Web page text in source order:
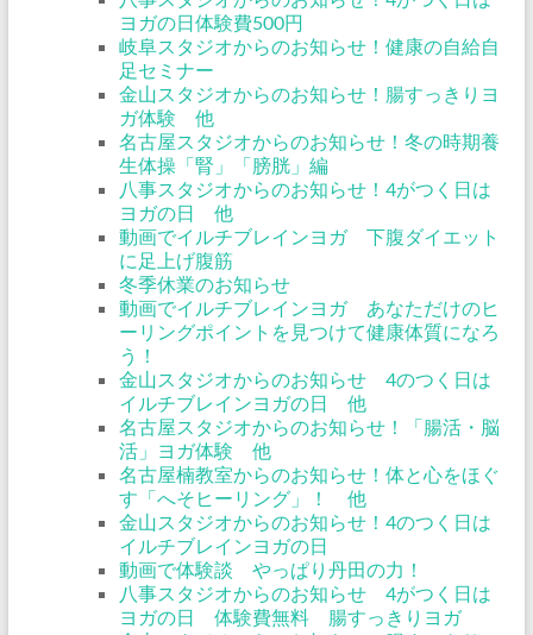
ヨガの日体験費500円
岐阜スタジオからのお知らせ！健康の自給自
足セミナー
金山スタジオからのお知らせ！腸すっきりヨ
ガ体験 他
名古屋スタジオからのお知らせ！冬の時期養
生体操「腎」「膀胱」編
八事スタジオからのお知らせ！4がつく日は
ヨガの日 他
動画でイルチブレインヨガ 下腹ダイエット
に足上げ腹筋
冬季休業のお知らせ
動画でイルチブレインヨガ あなただけのヒ
ーリングポイントを見つけて健康体質になろ
う！
金山スタジオからのお知らせ 4のつく日は
イルチブレインヨガの日 他
名古屋スタジオからのお知らせ！「腸活・脳
活」ヨガ体験 他
名古屋楠教室からのお知らせ！体と心をほぐ
す「へそヒーリング」！ 他
金山スタジオからのお知らせ！4のつく日は
イルチブレインヨガの日
動画で体験談 やっぱり丹田の力！
八事スタジオからのお知らせ 4がつく日は
ヨガの日 体験費無料 腸すっきりヨガ